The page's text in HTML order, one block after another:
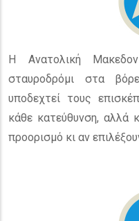
Η Ανατολική
σταυροδρόμι στα
υποδεχτεί τους
κάθε κατεύθυνση, αλλά
προορισμό κι αν